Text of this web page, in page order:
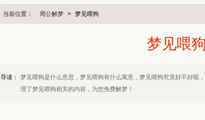
当前位置： 周公解梦 > 梦见喂狗
梦见喂狗
导读：
梦见喂狗是什么意思，梦见喂狗有什么寓意，梦见喂狗究竟好不好呢
理了梦见喂狗相关的内容，为您免费解梦！